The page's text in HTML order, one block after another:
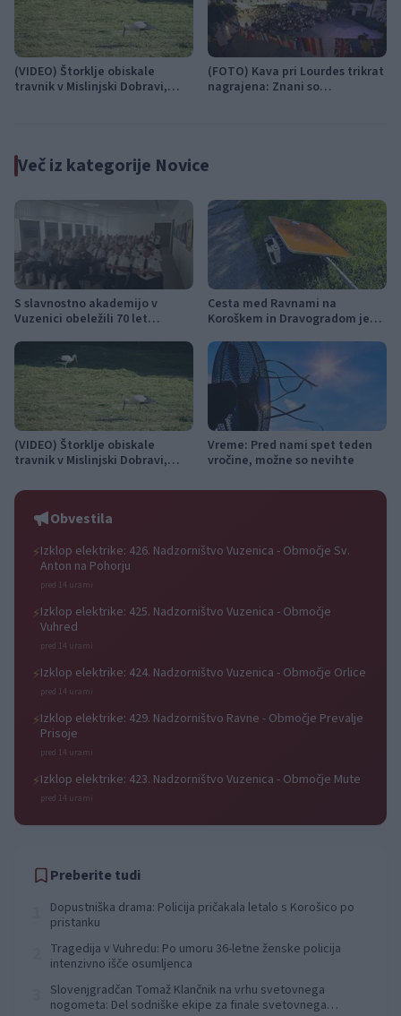
(VIDEO) Štorklje obiskale
travnik v Mislinjski Dobravi,
(FOTO) Kava pri Lourdes trikrat
nagrajena: Znani so
Več iz kategorije Novice
S slavnostno akademijo v
Vuzenici obeležili 70 let
Cesta med Ravnami na
Koroškem in Dravogradom je
(VIDEO) Štorklje obiskale
travnik v Mislinjski Dobravi,
leto
Vreme: Pred nami spet teden
vročine, možne so nevihte
Obvestila
⚡Izklop elektrike: 426. Nadzorništvo Vuzenica - Območje Sv.
Anton na Pohorju
pred 14 urami
⚡Izklop elektrike: 425. Nadzorništvo Vuzenica - Območje
Vuhred
pred 14 urami
⚡Izklop elektrike: 424. Nadzorništvo Vuzenica - Območje Orlice
pred 14 urami
⚡Izklop elektrike: 429. Nadzorništvo Ravne - Območje Prevalje
Prisoje
pred 14 urami
⚡Izklop elektrike: 423. Nadzorništvo Vuzenica - Območje Mute
pred 14 urami
Preberite tudi
Dopustniška drama: Policija pričakala letalo s Korošico po
pristanku
Tragedija v Vuhredu: Po umoru 36-letne ženske policija
intenzivno išče osumljenca
Slovenjgradčan Tomaž Klančnik na vrhu svetovnega
nogometa: Del sodniške ekipe za finale svetovnega